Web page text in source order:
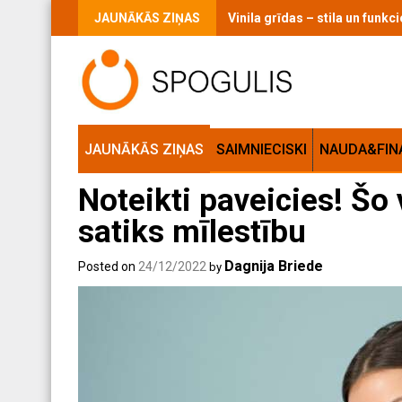
JAUNĀKĀS ZIŅAS Vinila grīdas – stila un
JAUNĀKĀS ZIŅAS SAIMNIECISKI
Noteikti paveicies! Šo
satiks mīlestību
Posted on 24/12/2022 by Dagnija Briede